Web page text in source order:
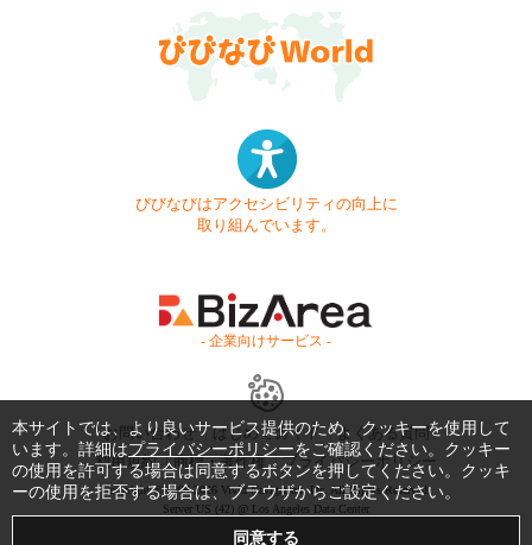
びびなびはアクセシビリティの向上に
取り組んでいます。
- 企業向けサービス -
お問い合わせ はじめてガイド
よくある質問
利用規約
商標・著作権 プライバシーポリシー
Copyright © 1999-2026 Vivid Navigation, Inc. All Rights Reserved.
Server US (42) @ Los Angeles Data Center
本サイトでは、より良いサービス提供のため、クッキーを使用して
います。詳細はプライバシーポリシーをご確認ください。クッキー
の使用を許可する場合は同意するボタンを押してください。クッキ
ーの使用を拒否する場合は、ブラウザからご設定ください。